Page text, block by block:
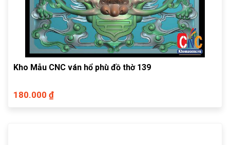
Kho Mẫu CNC ván hổ phù đồ thờ 139
180.000 ₫